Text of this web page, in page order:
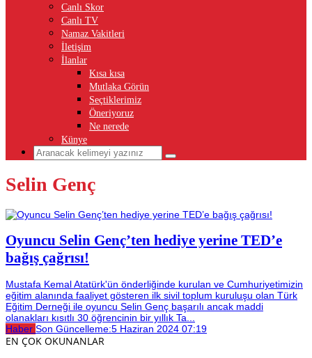
Canlı Skor
Canlı TV
Namaz Vakitleri
İletişim
İlanlar
Kısa kısa
Mutlaka Görün
Seçtiklerimiz
Öneriyoruz
Ne nerede
Künye
Selin Genç
Oyuncu Selin Genç’ten hediye yerine TED’e
bağış çağrısı!
Mustafa Kemal Atatürk'ün önderliğinde kurulan ve Cumhuriyetimizin
eğitim alanında faaliyet gösteren ilk sivil toplum kuruluşu olan Türk
Eğitim Derneği ile oyuncu Selin Genç başarılı ancak maddi
olanakları kısıtlı 30 öğrencinin bir yıllık Ta...
Haber Son Güncelleme:5 Haziran 2024 07:19
EN ÇOK OKUNANLAR